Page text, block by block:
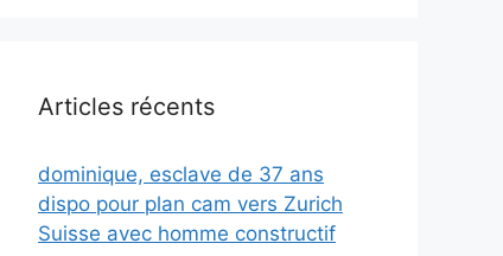
Articles récents
dominique, esclave de 37 ans
dispo pour plan cam vers Zurich
Suisse avec homme constructif